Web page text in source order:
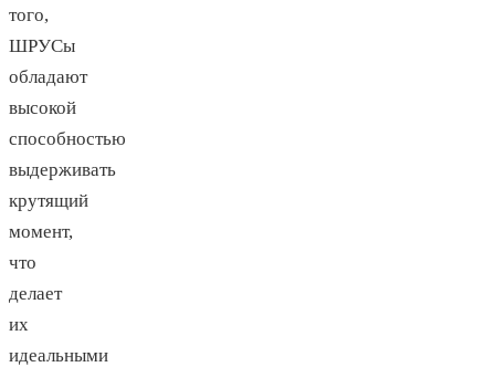
того,
ШРУСы
обладают
высокой
способностью
выдерживать
крутящий
момент,
что
делает
их
идеальными